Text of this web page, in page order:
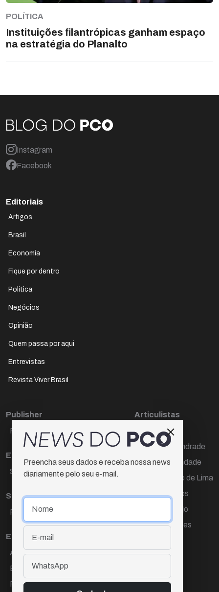
POLÍTICA
Instituições filantrópicas ganham espaço
na estratégia do Planalto
Instagram
Facebook
Editoriais
Artigos
Brasil
Economia
Fique por dentro
Política
Negócios
Opinião
Quem passa por aqui
Entrevistas
Revista Viver Brasil
Publisher
Paulo Cesar de Oliveira
Editora Chefe
Sueli Cotta
Sub-editora
Raquel Ayres
Equipe
Ana Lúcia Cortez
Eliane Hardy
Fernando Torres
Articulistas
Décio Freire
Dr Marcos Andrade
Hamilton Trindade
Igor Carvalho de Lima
Mario Campos
Renata Araújo
Wagner Gomes
Preencha seus dados e receba nossa news
diariamente pelo seu e-mail.